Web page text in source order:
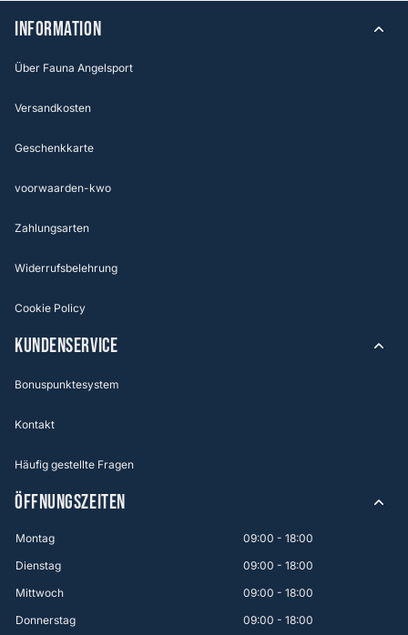
Information
Über Fauna Angelsport
Versandkosten
Geschenkkarte
voorwaarden-kwo
Zahlungsarten
Widerrufsbelehrung
Cookie Policy
KUNDENSERVICE
Bonuspunktesystem
Kontakt
Häufig gestellte Fragen
ÖFFNUNGSZEITEN
Montag
09:00 - 18:00
Dienstag
09:00 - 18:00
Mittwoch
09:00 - 18:00
Donnerstag
09:00 - 18:00